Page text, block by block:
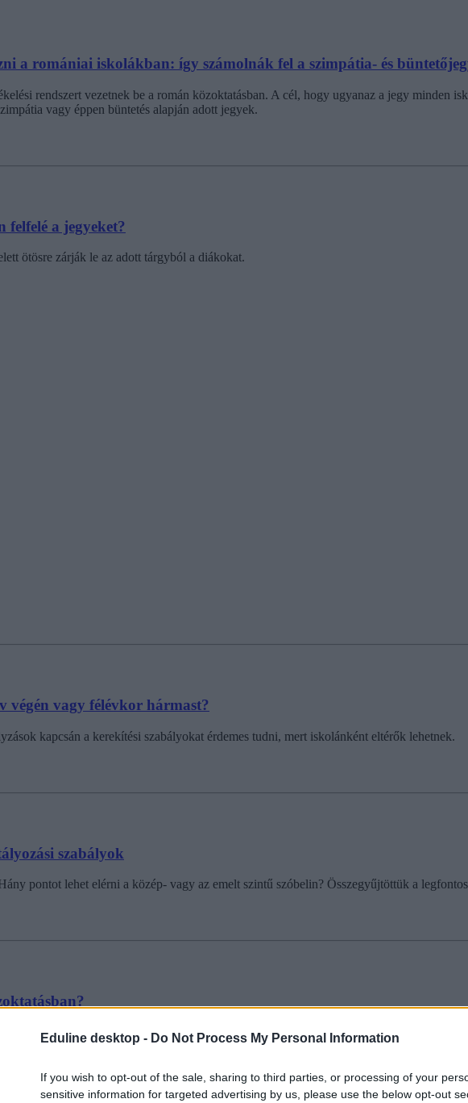
Eduline desktop - Do Not Process My Personal Information
If you wish to opt-out of the sale, sharing to third parties, or processing of your
sensitive information for targeted advertising by us, please use the below opt-out
a romániai iskolákban: így számolnák fel a szimpátia- és
rendszert vezetnek be a román közoktatásban. A cél, hogy ugyanaz a jegy minden
vagy éppen büntetés alapján adott jegyek.
felfelé a jegyeket?
ötösre zárják le az adott tárgyból a diákokat.
végén vagy félévkor hármast?
kapcsán a kerekítési szabályokat érdemes tudni, mert iskolánként eltérők lehetnek.
szabályok
pontot lehet elérni a közép- vagy az emelt szintű szóbelin? Összegyűjtöttük a